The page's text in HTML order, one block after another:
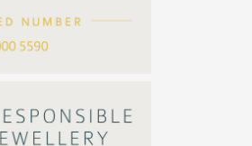
名稱
絡電話